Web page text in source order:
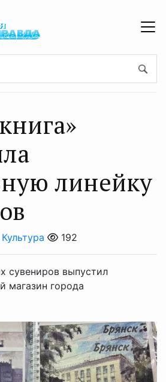
линейку
Культура 192
сувениров выпустил
магазин города